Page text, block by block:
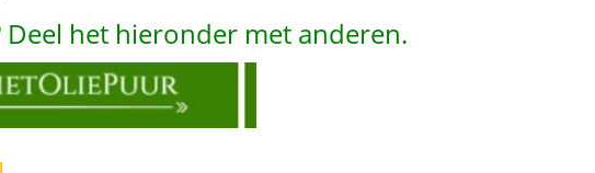
het hieronder met anderen.